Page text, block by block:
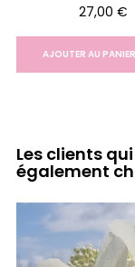
Prix
27,00 €
AJOUTER AU PANIER
Les clients
également